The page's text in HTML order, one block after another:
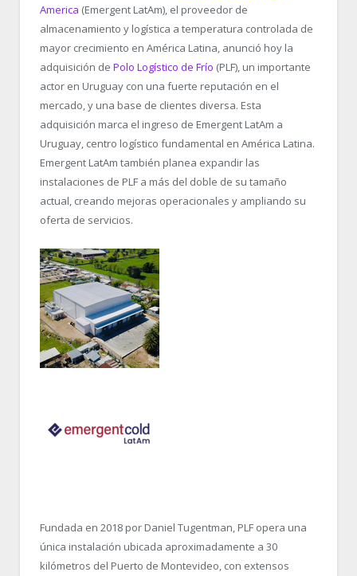
America (Emergent LatAm), el proveedor de
almacenamiento y logística a temperatura controlada de
mayor crecimiento en América Latina, anunció hoy la
adquisición de Polo Logístico de Frío (PLF), un importante
actor en Uruguay con una fuerte reputación en el
mercado, y una base de clientes diversa. Esta
adquisición marca el ingreso de Emergent LatAm a
Uruguay, centro logístico fundamental en América Latina.
Emergent LatAm también planea expandir las
instalaciones de PLF a más del doble de su tamaño
actual, creando mejoras operacionales y ampliando su
oferta de servicios.
Fundada en 2018 por Daniel Tugentman, PLF opera una
única instalación ubicada aproximadamente a 30
kilómetros del Puerto de Montevideo, con extensos